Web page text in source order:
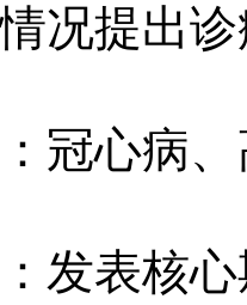
况提出
心病、
表核心